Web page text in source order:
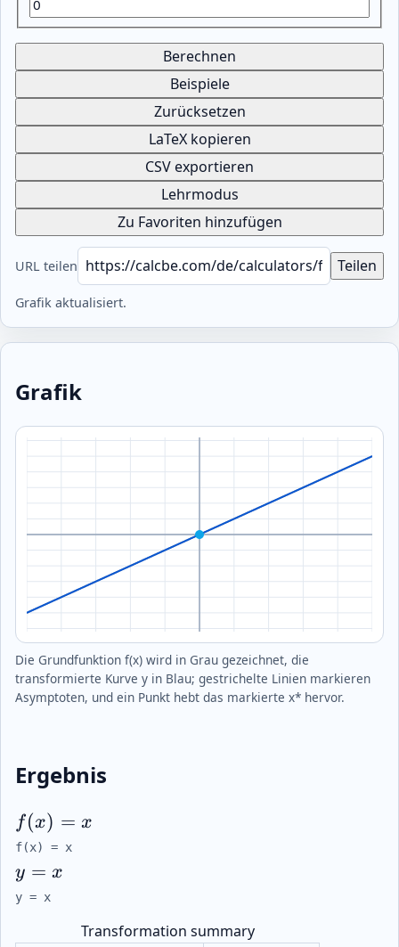
Berechnen
Beispiele
Zurücksetzen
LaTeX kopieren
CSV exportieren
Lehrmodus
Zu Favoriten hinzufügen
URL teilen Teilen
Grafik aktualisiert.
Grafik
Die Grundfunktion f(x) wird in Grau gezeichnet, die
transformierte Kurve y in Blau; gestrichelte Linien markieren
Asymptoten, und ein Punkt hebt das markierte x* hervor.
Ergebnis
f(x) = x
f(x) = x
f(x) = x
y = x
y = x
y = x
Transformation summary